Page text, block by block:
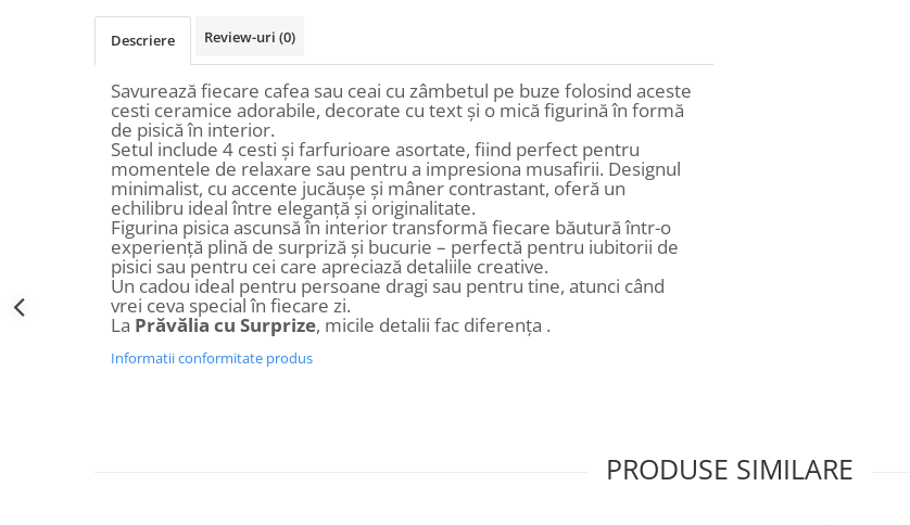
De Craciun
Figurine Spargatorul De Nuci
Figurine & Plusuri
Servire Masa Craciun
Decoratiuni Brad
Cani & Cesti Craciun
Decoratiuni Craciun
Sweet Wonderland
Crengute Decorative
Decoratiuni Muzicale
Decoratiuni Luminoase
Coronite & Ghirlande
Aromaterapie Craciun
Descriere Review-uri (0)
Savurează fiecare cafea sau ceai cu zâmbetul pe buze folosind aceste
cesti ceramice adorabile, decorate cu text și o mică figurină în formă
de pisică în interior.
Setul include 4 cesti și farfurioare asortate, fiind perfect pentru
momentele de relaxare sau pentru a impresiona musafirii. Designul
minimalist, cu accente jucăușe și mâner contrastant, oferă un
echilibru ideal între eleganță și originalitate.
Figurina pisica ascunsă în interior transformă fiecare băutură într-o
experiență plină de surpriză și bucurie – perfectă pentru iubitorii de
pisici sau pentru cei care apreciază detaliile creative.
Un cadou ideal pentru persoane dragi sau pentru tine, atunci când
vrei ceva special în fiecare zi.
La Prăvălia cu Surprize, micile detalii fac diferența .
Informatii conformitate produs
PRODUSE SIMILARE